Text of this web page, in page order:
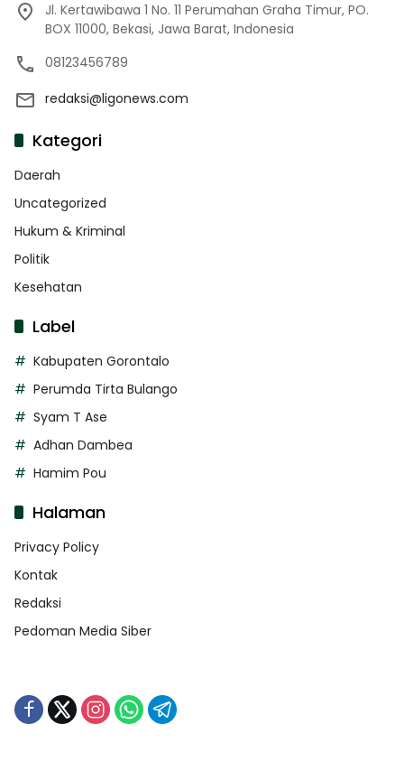
Jl. Kertawibawa 1 No. 11 Perumahan Graha Timur, PO.
BOX 11000, Bekasi, Jawa Barat, Indonesia
08123456789
redaksi@ligonews.com
Kategori
Daerah
Uncategorized
Hukum & Kriminal
Politik
Kesehatan
Label
Kabupaten Gorontalo
Perumda Tirta Bulango
Syam T Ase
Adhan Dambea
Hamim Pou
Halaman
Privacy Policy
Kontak
Redaksi
Pedoman Media Siber